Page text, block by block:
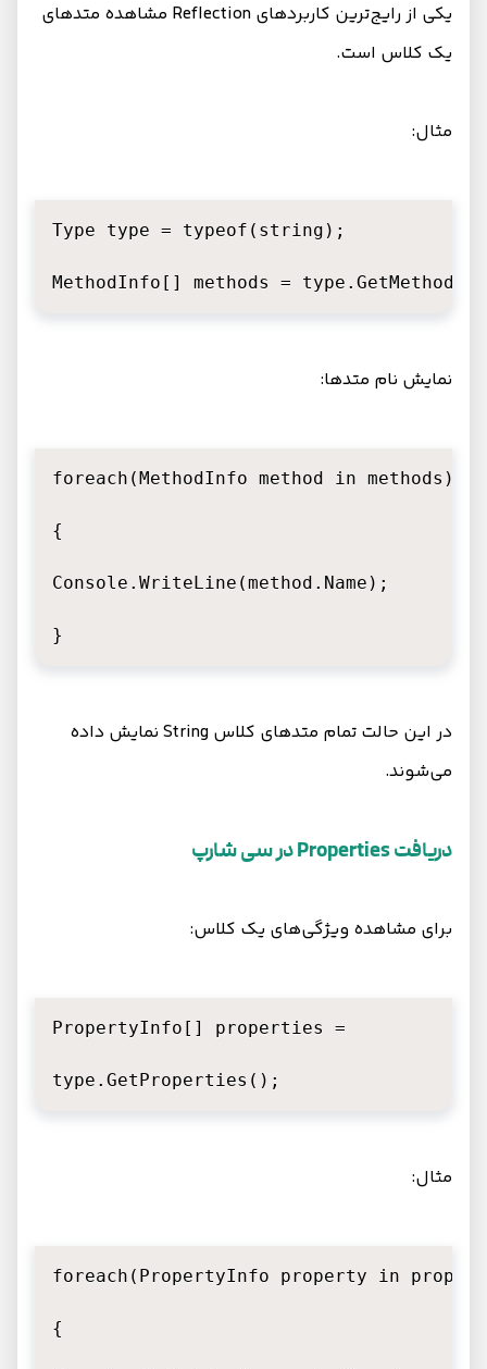
یکی از رایج‌ترین کاربردهای Reflection مشاهده متدهای
یک کلاس است.
مثال:
Type type = typeof(string);
MethodInfo[] methods =
نمایش نام متدها:
foreach(MethodInfo method in methods)
{
Console.WriteLine(method.Name);
}
در این حالت تمام متدهای کلاس String نمایش داده
می‌شوند.
دریافت Properties در سی شارپ
برای مشاهده ویژگی‌های یک کلاس:
PropertyInfo[] properties =
type.GetProperties();
مثال:
foreach(PropertyInfo property in
{